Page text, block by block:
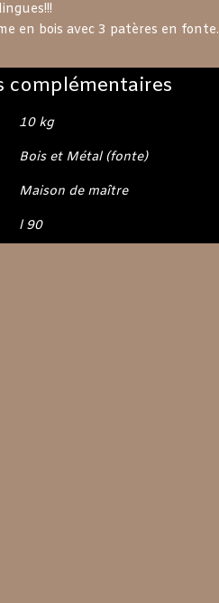
en bois avec 3 patères en fonte.
complémentaires
10 kg
Bois et Métal (fonte)
Maison de maître
l 90